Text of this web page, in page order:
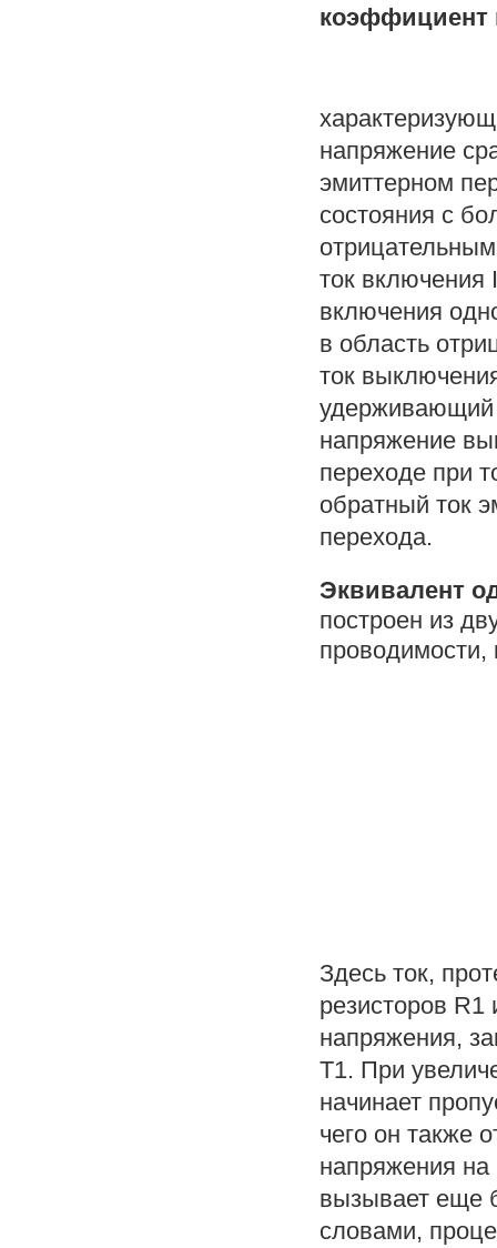
коэффициент
напряжение
эмиттерном
состояния с
ток
включения
в область
ток
удерживающий
напряжение
переходе при
обратный ток
перехода.
Эквивалент
построен из
проводимости,
Здесь ток,
резисторов R1
напряжения,
Т1. При
начинает
чего он также
напряжения на
вызывает еще
словами,